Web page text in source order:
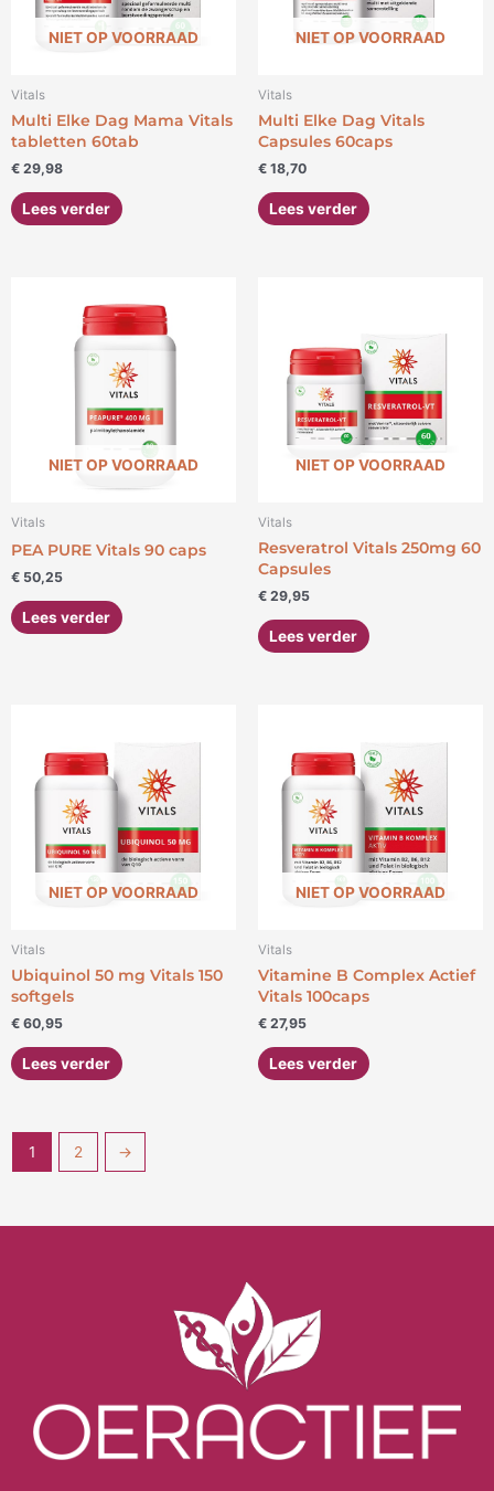
NIET OP VOORRAAD
Vitals
Multi Elke Dag Mama Vitals
tabletten 60tab
€ 29,98
Lees verder
NIET OP VOORRAAD
Vitals
Multi Elke Dag Vitals
Capsules 60caps
€ 18,70
Lees verder
NIET OP VOORRAAD
Vitals
PEA PURE Vitals 90 caps
€ 50,25
Lees verder
NIET OP VOORRAAD
Vitals
Resveratrol Vitals 250mg 60
Capsules
€ 29,95
Lees verder
NIET OP VOORRAAD
Vitals
Ubiquinol 50 mg Vitals 150
softgels
€ 60,95
Lees verder
NIET OP VOORRAAD
Vitals
Vitamine B Complex Actief
Vitals 100caps
€ 27,95
Lees verder
1 2 →